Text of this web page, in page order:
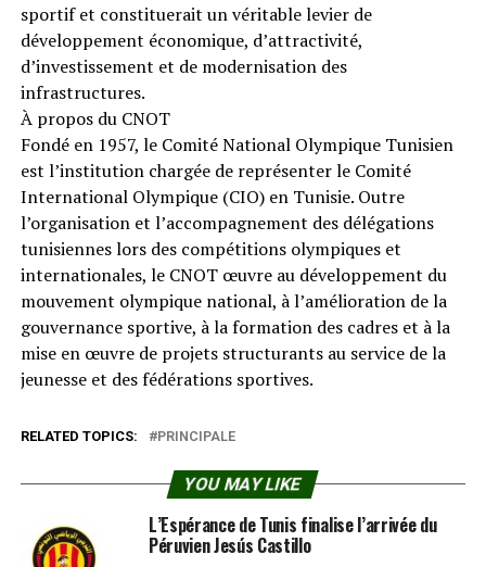
sportif et constituerait un véritable levier de
développement économique, d’attractivité,
d’investissement et de modernisation des
infrastructures.
À propos du CNOT
Fondé en 1957, le Comité National Olympique Tunisien
est l’institution chargée de représenter le Comité
International Olympique (CIO) en Tunisie. Outre
l’organisation et l’accompagnement des délégations
tunisiennes lors des compétitions olympiques et
internationales, le CNOT œuvre au développement du
mouvement olympique national, à l’amélioration de la
gouvernance sportive, à la formation des cadres et à la
mise en œuvre de projets structurants au service de la
jeunesse et des fédérations sportives.
RELATED TOPICS: PRINCIPALE
YOU MAY LIKE
L’Espérance de Tunis finalise l’arrivée du
Péruvien Jesús Castillo